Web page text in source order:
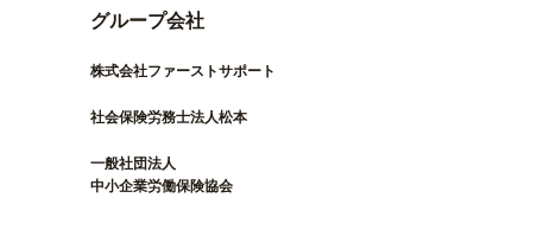
グループ会社
株式会社ファーストサポート
社会保険労務士法人松本
一般社団法人
中小企業労働保険協会